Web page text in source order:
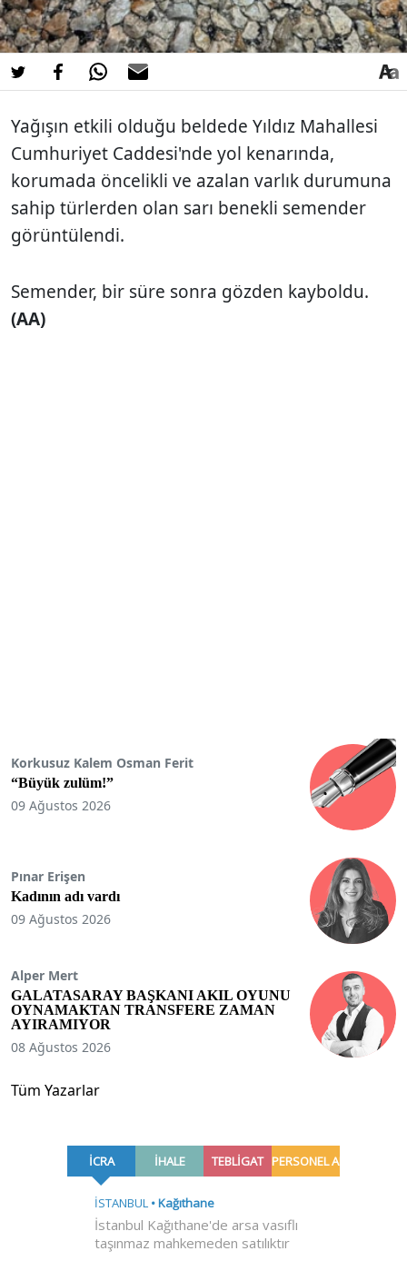
Yağışın etkili olduğu beldede Yıldız Mahallesi
Cumhuriyet Caddesi'nde yol kenarında,
korumada öncelikli ve azalan varlık durumuna
sahip türlerden olan sarı benekli semender
görüntülendi.
Semender, bir süre sonra gözden kayboldu.
(AA)
Korkusuz Kalem Osman Ferit
“Büyük zulüm!”
09 Ağustos 2026
Pınar Erişen
Kadının adı vardı
09 Ağustos 2026
Alper Mert
GALATASARAY BAŞKANI AKIL OYUNU
OYNAMAKTAN TRANSFERE ZAMAN
AYIRAMIYOR
08 Ağustos 2026
Tüm Yazarlar